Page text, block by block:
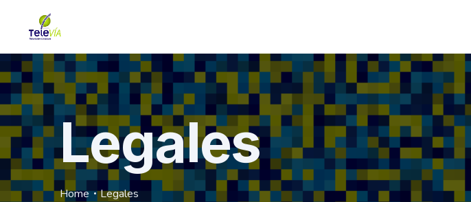
Legales
Home Legales